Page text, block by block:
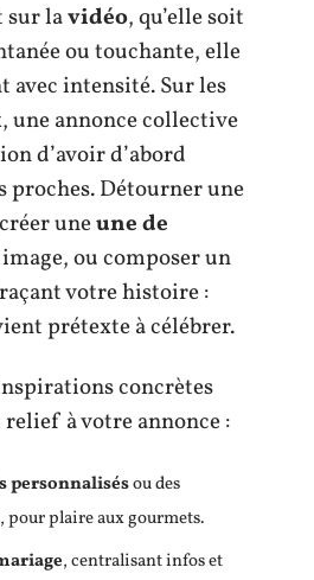
sur lavidéo, qu’elle soit
ou touchante, elle
avec intensité. Sur les
une annonce collective
d’avoir d’abord
proches. Détourner une
uneune de
ou composer un
votre histoire :
prétexte à célébrer.
concrètes
à votre annonce :
personnalisésou des
pour plaire aux gourmets.
, centralisant infos et